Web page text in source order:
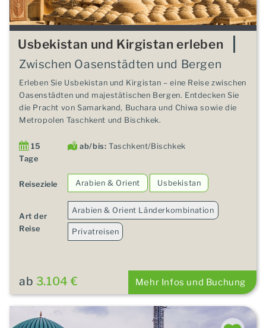
Usbekistan und Kirgistan erleben
Zwischen Oasenstädten und Bergen
Erleben Sie Usbekistan und Kirgistan – eine Reise zwischen
Oasenstädten und majestätischen Bergen. Entdecken Sie
die Pracht von Samarkand, Buchara und Chiwa sowie die
Metropolen Taschkent und Bischkek.
15
Tage
ab/bis: Taschkent/Bischkek
Reiseziele Arabien & Orient Usbekistan
Art der
Reise
Arabien & Orient Länderkombination
Privatreisen
ab 3.104 € Mehr Infos und Buchung